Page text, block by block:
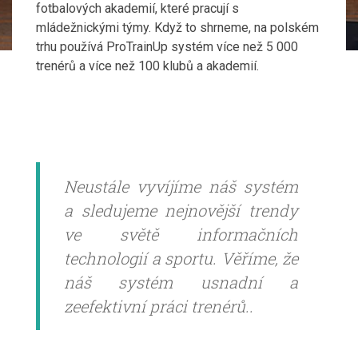
fotbalových akademií, které pracují s
mládežnickými týmy. Když to shrneme, na polském
trhu používá ProTrainUp systém více než 5 000
trenérů a více než 100 klubů a akademií.
Neustále vyvíjíme náš systém
a sledujeme nejnovější trendy
ve světě informačních
technologií a sportu. Věříme, že
náš systém usnadní a
zeefektivní práci trenérů..